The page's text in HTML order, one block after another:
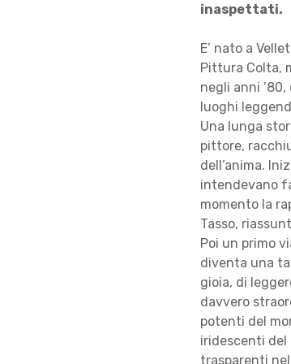
inaspettati.
E’ nato a
Pittura Colta,
negli anni
luoghi
Una lunga
pittore,
dell’anima.
intendevano
momento la
Tasso,
Poi un primo
diventa una
gioia, di
davvero
potenti del
iridescenti del
trasparenti